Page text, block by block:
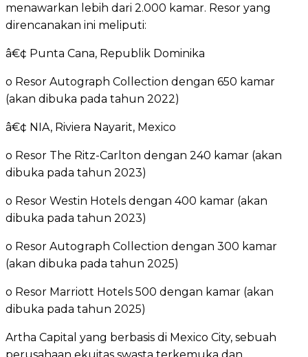
menawarkan lebih dari 2.000 kamar. Resor yang
direncanakan ini meliputi:
â€¢ Punta Cana, Republik Dominika
o Resor Autograph Collection dengan 650 kamar
(akan dibuka pada tahun 2022)
â€¢ NIA, Riviera Nayarit, Mexico
o Resor The Ritz-Carlton dengan 240 kamar (akan
dibuka pada tahun 2023)
o Resor Westin Hotels dengan 400 kamar (akan
dibuka pada tahun 2023)
o Resor Autograph Collection dengan 300 kamar
(akan dibuka pada tahun 2025)
o Resor Marriott Hotels 500 dengan kamar (akan
dibuka pada tahun 2025)
Artha Capital yang berbasis di Mexico City, sebuah